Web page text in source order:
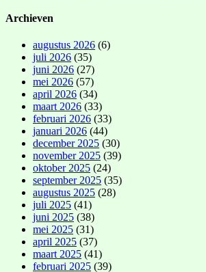
Archieven
augustus 2026 (6)
juli 2026 (35)
juni 2026 (27)
mei 2026 (57)
april 2026 (34)
maart 2026 (33)
februari 2026 (33)
januari 2026 (44)
december 2025 (30)
november 2025 (39)
oktober 2025 (24)
september 2025 (35)
augustus 2025 (28)
juli 2025 (41)
juni 2025 (38)
mei 2025 (31)
april 2025 (37)
maart 2025 (41)
februari 2025 (39)